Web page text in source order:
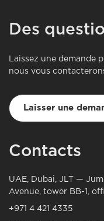
Des
Laissez une
nous vous
Laisser une
Contacts
UAE, Dubai, JLT —
Avenue, tower BB-1,
+971 4 421 4335